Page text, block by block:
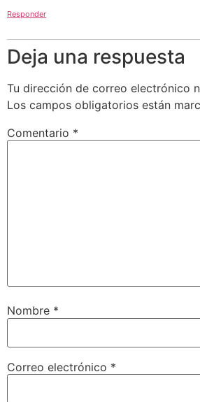
Responder
Deja una respuesta
Tu dirección de correo electrónico
Los campos obligatorios están
Comentario *
Nombre *
Correo electrónico *